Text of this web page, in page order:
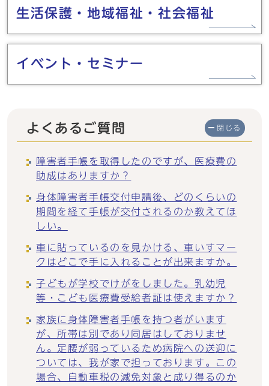
生活保護・地域福祉・社会福祉
イベント・セミナー
よくあるご質問 閉じる
障害者手帳を取得したのですが、医療費の
助成はありますか？
身体障害者手帳交付申請後、どのくらいの
期間を経て手帳が交付されるのか教えてほ
しい。
車に貼っているのを見かける、車いすマー
クはどこで手に入れることが出来ますか。
子どもが学校でけがをしました。乳幼児
等・こども医療費受給者証は使えますか？
家族に身体障害者手帳を持つ者がいます
が、所帯は別であり同居はしておりませ
ん。足腰が弱っているため病院への送迎に
ついては、我が家で担っております。この
場合、自動車税の減免対象と成り得るのか